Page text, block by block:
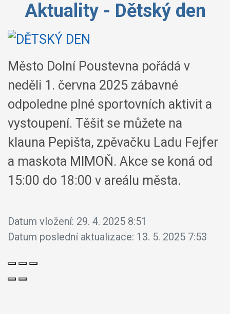
Aktuality - Dětský den
Město Dolní Poustevna pořádá v
neděli 1. června 2025 zábavné
odpoledne plné sportovních aktivit a
vystoupení. Těšit se můžete na
klauna Pepišta, zpěvačku Ladu Fejfer
a maskota MIMOŇ. Akce se koná od
15:00 do 18:00 v areálu města.
Datum vložení: 29. 4. 2025 8:51
Datum poslední aktualizace: 13. 5. 2025 7:53